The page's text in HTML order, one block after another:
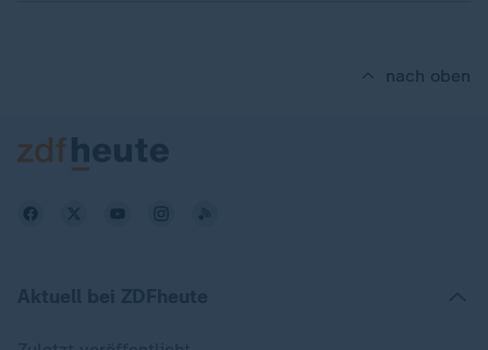
nach oben